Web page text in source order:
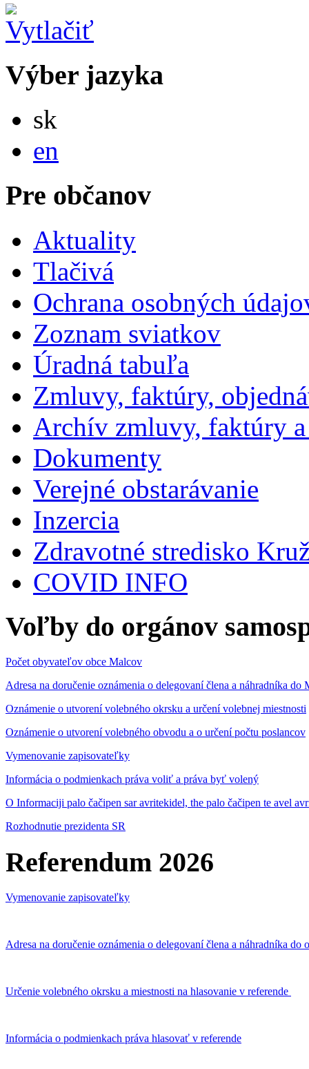
Výber jazyka
sk
en
Pre občanov
Aktuality
Tlačivá
Ochrana osobných
Zoznam sviatkov
Úradná tabuľa
Zmluvy, faktúry,
Archív zmluvy, faktúry
Dokumenty
Verejné obstarávanie
Inzercia
Zdravotné stredisko
COVID INFO
Voľby do orgánov
Počet obyvateľov obce Malcov
Adresa na doručenie oznámenia o delegovaní člena a náhradníka
Oznámenie o utvorení volebného okrsku a určení volebnej miestnosti
Oznámenie o utvorení volebného obvodu a o určení počtu poslancov
Vymenovanie zapisovateľky
Informácia o podmienkach práva voliť a práva byť volený
O Informaciji palo čačipen sar avritekidel, the palo čačipen te avel
Rozhodnutie prezidenta SR
Referendum 2026
Vymenovanie zapisovateľky
Adresa na doručenie oznámenia o delegovaní člena a náhradníka
Určenie volebného okrsku a miestnosti na hlasovanie v referende
Informácia o podmienkach práva hlasovať v referende